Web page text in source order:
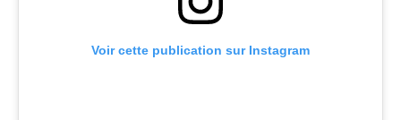
Voir cette publication sur Instagram